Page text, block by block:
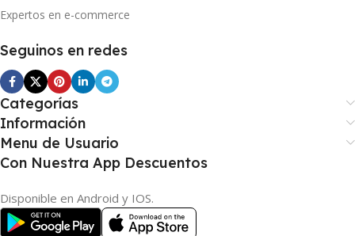
Expertos en e-commerce
Seguinos en redes
Categorías
Información
Menu de Usuario
Con Nuestra App Descuentos
Disponible en Android y IOS.